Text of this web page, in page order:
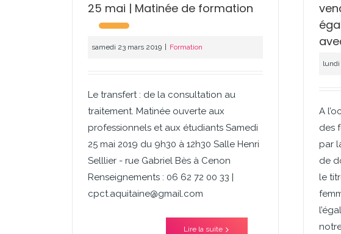
25 mai | Matinée de formation
samedi 23 mars 2019 Formation
Le transfert : de la consultation au
traitement. Matinée ouverte aux
professionnels et aux étudiants Samedi
25 mai 2019 du 9h30 à 12h30 Salle Henri
Selllier - rue Gabriel Bès à Cenon
Renseignements : 06 62 72 00 33 |
cpct.aquitaine@gmail.com
Lire la suite
lundi
A
des
par
de
le